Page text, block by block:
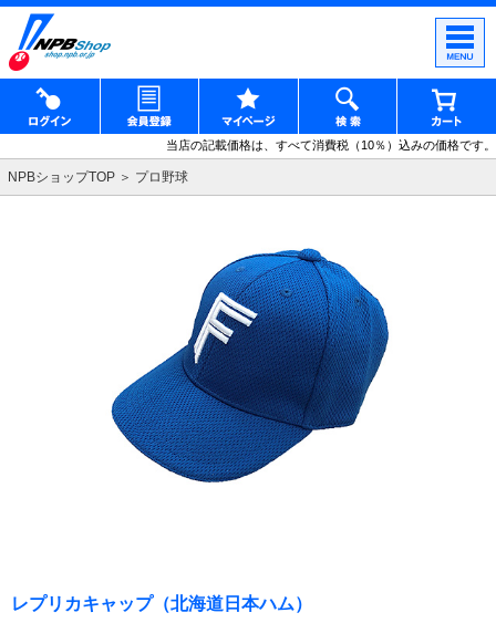
当店の記載価格は、すべて消費税（10％）込みの価格です。
NPBショップTOP プロ野球
レプリカキャップ（北海道日本ハム）